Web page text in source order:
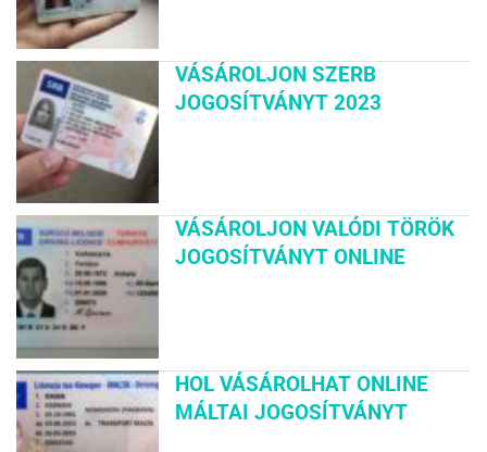
VÁSÁROLJON SZERB
JOGOSÍTVÁNYT 2023
VÁSÁROLJON VALÓDI TÖRÖK
JOGOSÍTVÁNYT ONLINE
HOL VÁSÁROLHAT ONLINE
MÁLTAI JOGOSÍTVÁNYT